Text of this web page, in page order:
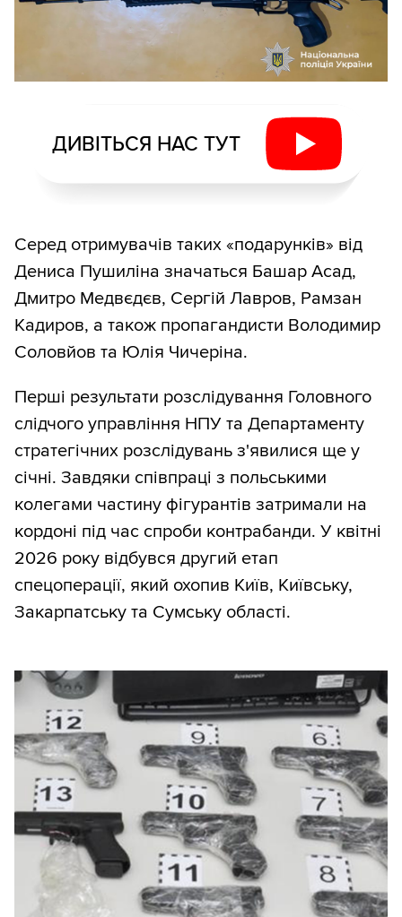
ДИВІТЬСЯ НАС ТУТ
Серед отримувачів таких «подарунків» від
Дениса Пушиліна значаться Башар Асад,
Дмитро Медвєдєв, Сергій Лавров, Рамзан
Кадиров, а також пропагандисти Володимир
Соловйов та Юлія Чичеріна.
Перші результати розслідування Головного
слідчого управління НПУ та Департаменту
стратегічних розслідувань з'явилися ще у
січні. Завдяки співпраці з польськими
колегами частину фігурантів затримали на
кордоні під час спроби контрабанди. У квітні
2026 року відбувся другий етап
спецоперації, який охопив Київ, Київську,
Закарпатську та Сумську області.